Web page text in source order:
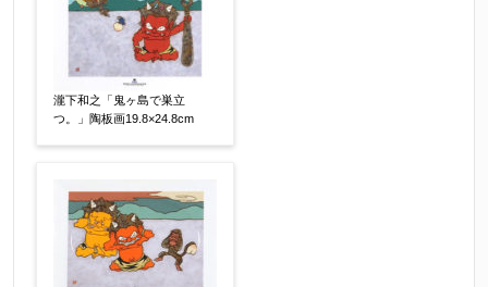
※添付画像は5MBまでのjpg、gif、pig、pdf形式
にてお送りください。
※追加や複数点ある場合はフォーム送信後に送ら
れてくる送信確認メール記載のアドレスからもお
お客様情報をご入力ください。
瀧下和之「鬼ヶ島で巣立
つ。」陶板画19.8×24.8cm